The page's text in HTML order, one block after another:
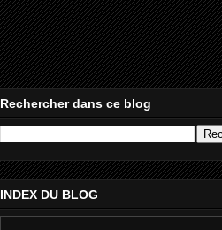
Rechercher dans ce blog
INDEX DU BLOG